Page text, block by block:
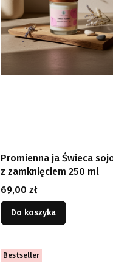
Promienna ja Świeca
z zamknięciem 250 ml
Cena
69,00 zł
Do koszyka
Bestseller